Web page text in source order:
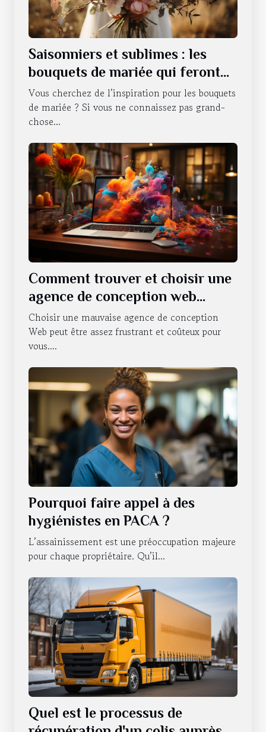
Saisonniers et sublimes : les
bouquets de mariée qui feront
battre votre cœur tout au long
de l'année
Vous cherchez de l’inspiration pour les bouquets
de mariée ? Si vous ne connaissez pas grand-
chose...
Comment trouver et choisir une
agence de conception web
professionnelle ?
Choisir une mauvaise agence de conception
Web peut être assez frustrant et coûteux pour
vous....
Pourquoi faire appel à des
hygiénistes en PACA ?
L’assainissement est une préoccupation majeure
pour chaque propriétaire. Qu’il...
Quel est le processus de